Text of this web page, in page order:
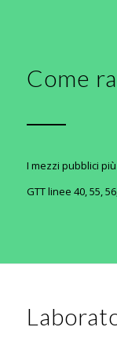
Come
I mezzi pubblici
GTT linee 40, 55,